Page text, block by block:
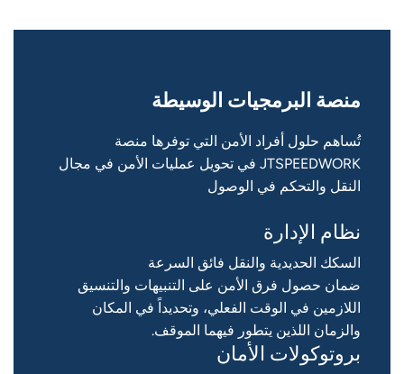
منصة البرمجيات الوسيطة
تُساهم حلول أفراد الأمن التي توفرها منصة
JTSPEEDWORK في تحويل عمليات الأمن في مجال
النقل والتحكم في الوصول
نظام الإدارة
السكك الحديدية والنقل فائق السرعة
ضمان حصول فرق الأمن على التنبيهات والتنسيق
اللازمين في الوقت الفعلي، وتحديداً في المكان
والزمان اللذين يتطور فيهما الموقف.
بروتوكولات الأمان